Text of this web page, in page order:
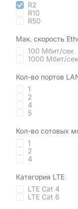
R2
R10
R50
Мак. скорость
100 Мбит/сек
1000 Мбит/сек
Кол-во портов
1
2
4
5
Кол-во сотовых
1
2
4
Категория LTE
LTE Cat 4
LTE Cat 6